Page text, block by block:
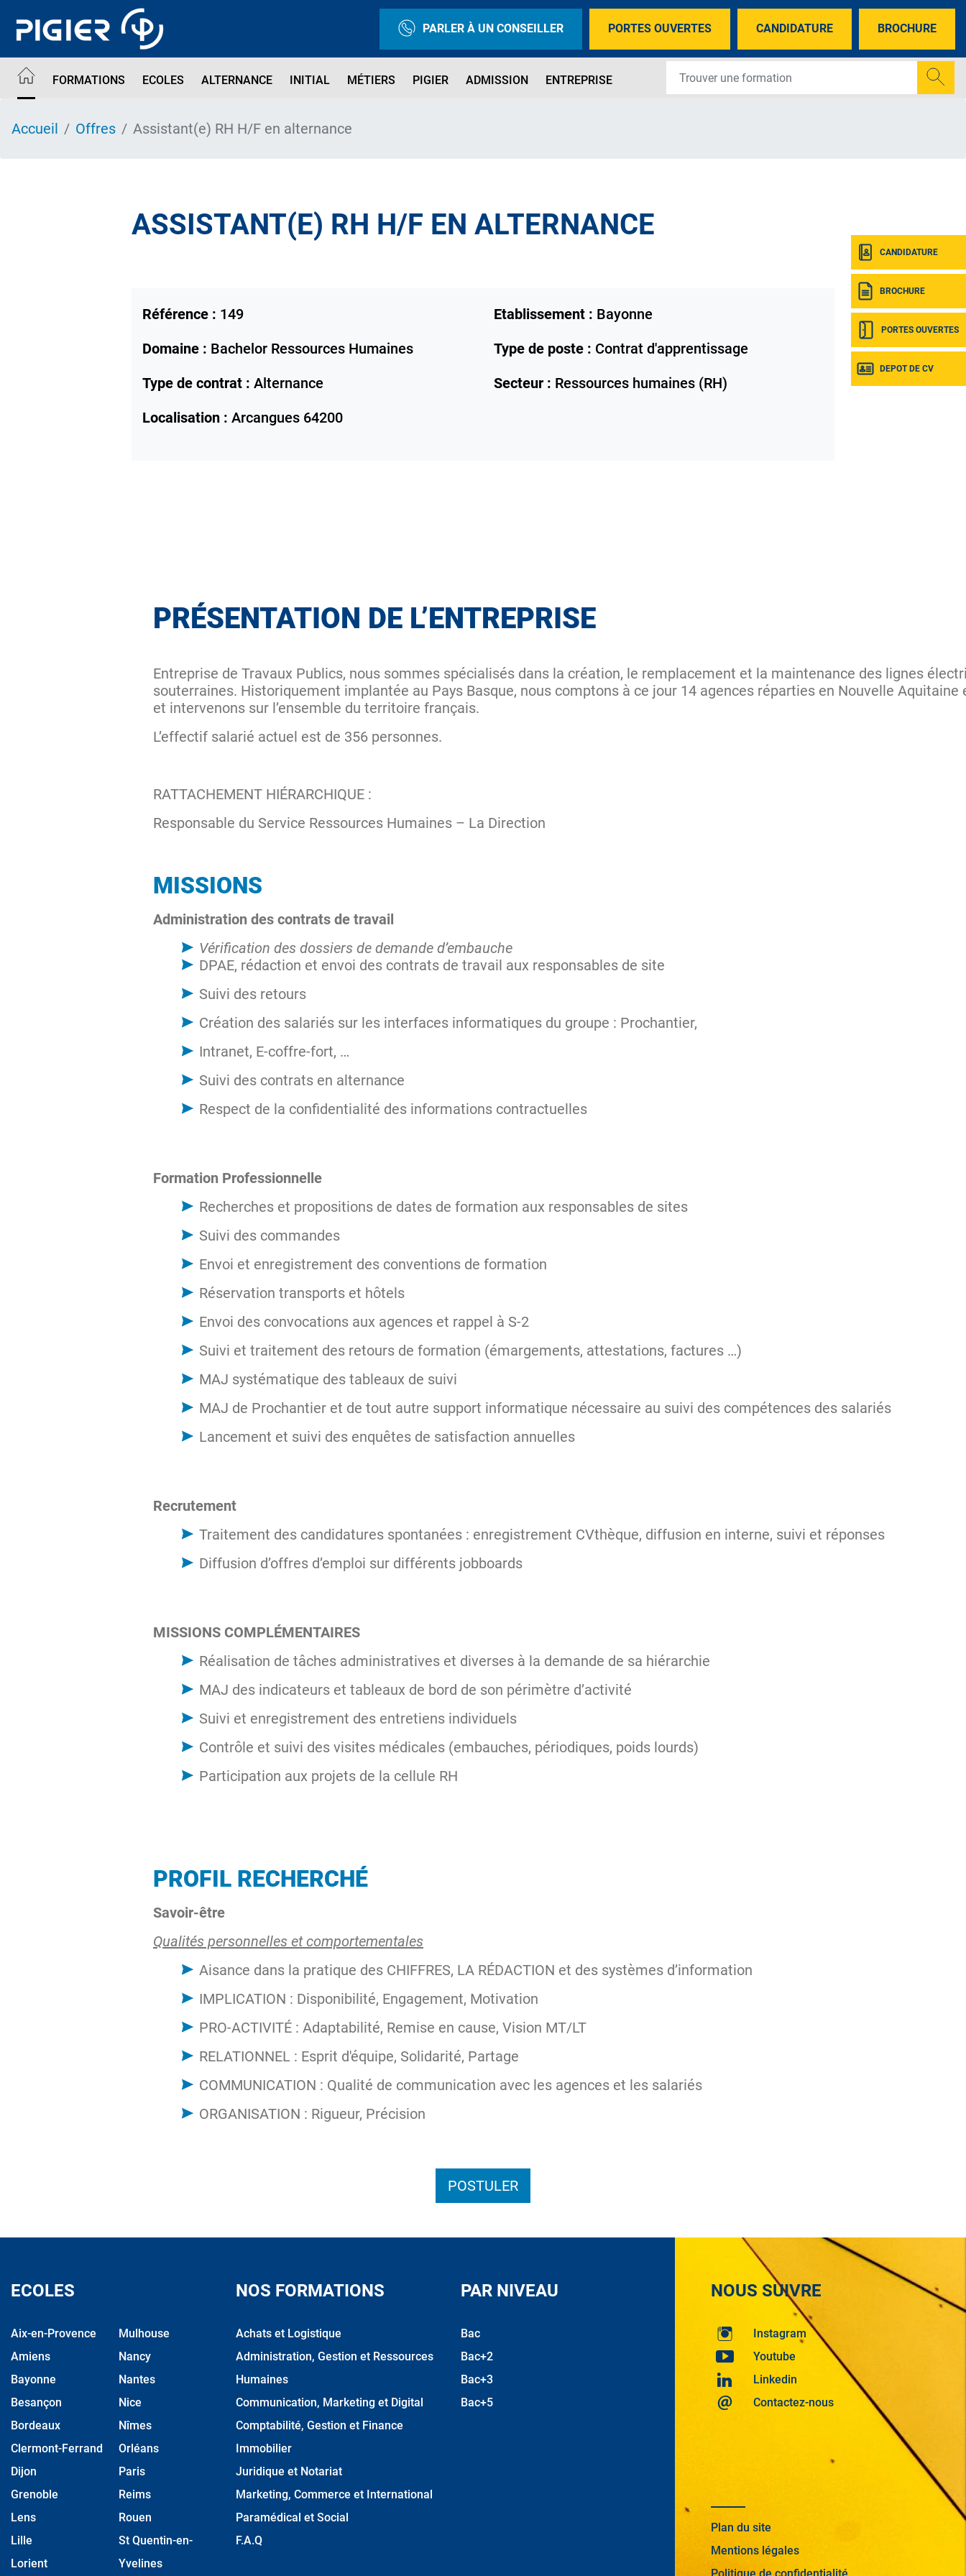
contenu
PARLER À UN CONSEILLER PORTES OUVERTES CANDIDATURE BROCHURE
FORMATIONS ECOLES ALTERNANCE INITIAL MÉTIERS PIGIER ADMISSION ENTREPRISE
CANDIDATURE
BROCHURE
PORTES OUVERTES
DEPOT DE CV
Accueil Offres Assistant(e) RH H/F en alternance
ASSISTANT(E) RH H/F EN ALTERNANCE
Référence : 149 Etablissement : Bayonne
Domaine : Bachelor Ressources Humaines Type de poste : Contrat d'apprentissage
Type de contrat : Alternance Secteur : Ressources humaines (RH)
Localisation : Arcangues 64200
PRÉSENTATION DE L’ENTREPRISE
Entreprise de Travaux Publics, nous sommes spécialisés dans la création, le remplacement et la maintenance des lignes
souterraines. Historiquement implantée au Pays Basque, nous comptons à ce jour 14 agences réparties en Nouvelle Aquitaine
et intervenons sur l’ensemble du territoire français.
L’effectif salarié actuel est de 356 personnes.
RATTACHEMENT HIÉRARCHIQUE :
Responsable du Service Ressources Humaines – La Direction
MISSIONS
Administration des contrats de travail
Vérification des dossiers de demande d’embauche
DPAE, rédaction et envoi des contrats de travail aux responsables de site
Suivi des retours
Création des salariés sur les interfaces informatiques du groupe : Prochantier,
Intranet, E-coffre-fort, …
Suivi des contrats en alternance
Respect de la confidentialité des informations contractuelles
Formation Professionnelle
Recherches et propositions de dates de formation aux responsables de sites
Suivi des commandes
Envoi et enregistrement des conventions de formation
Réservation transports et hôtels
Envoi des convocations aux agences et rappel à S-2
Suivi et traitement des retours de formation (émargements, attestations, factures …)
MAJ systématique des tableaux de suivi
MAJ de Prochantier et de tout autre support informatique nécessaire au suivi des compétences des salariés
Lancement et suivi des enquêtes de satisfaction annuelles
Recrutement
Traitement des candidatures spontanées : enregistrement CVthèque, diffusion en interne, suivi et réponses
Diffusion d’offres d’emploi sur différents jobboards
MISSIONS COMPLÉMENTAIRES
Réalisation de tâches administratives et diverses à la demande de sa hiérarchie
MAJ des indicateurs et tableaux de bord de son périmètre d’activité
Suivi et enregistrement des entretiens individuels
Contrôle et suivi des visites médicales (embauches, périodiques, poids lourds)
Participation aux projets de la cellule RH
PROFIL RECHERCHÉ
Savoir-être
Qualités personnelles et comportementales
Aisance dans la pratique des CHIFFRES, LA RÉDACTION et des systèmes d’information
IMPLICATION : Disponibilité, Engagement, Motivation
PRO-ACTIVITÉ : Adaptabilité, Remise en cause, Vision MT/LT
RELATIONNEL : Esprit d'équipe, Solidarité, Partage
COMMUNICATION : Qualité de communication avec les agences et les salariés
ORGANISATION : Rigueur, Précision
POSTULER
ECOLES
Aix-en-Provence
Amiens
Bayonne
Besançon
Bordeaux
Clermont-Ferrand
Dijon
Grenoble
Lens
Lille
Lorient
Mulhouse
Nancy
Nantes
Nice
Nîmes
Orléans
Paris
Reims
Rouen
St Quentin-en-
Yvelines
NOS FORMATIONS
Achats et Logistique
Administration, Gestion et Ressources
Humaines
Communication, Marketing et Digital
Comptabilité, Gestion et Finance
Immobilier
Juridique et Notariat
Marketing, Commerce et International
Paramédical et Social
F.A.Q
PAR NIVEAU
Bac
Bac+2
Bac+3
Bac+5
NOUS SUIVRE
Instagram
Youtube
Linkedin
Contactez-nous
Plan du site
Mentions légales
Politique de confidentialité